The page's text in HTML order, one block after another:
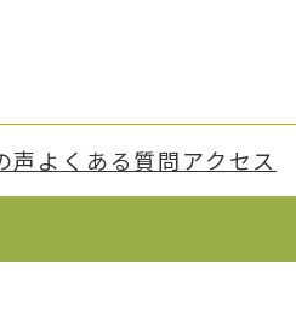
声よくある質問アクセス